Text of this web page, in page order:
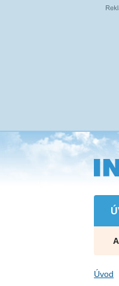
Přejít
na
hlavní
obsah
Úvod